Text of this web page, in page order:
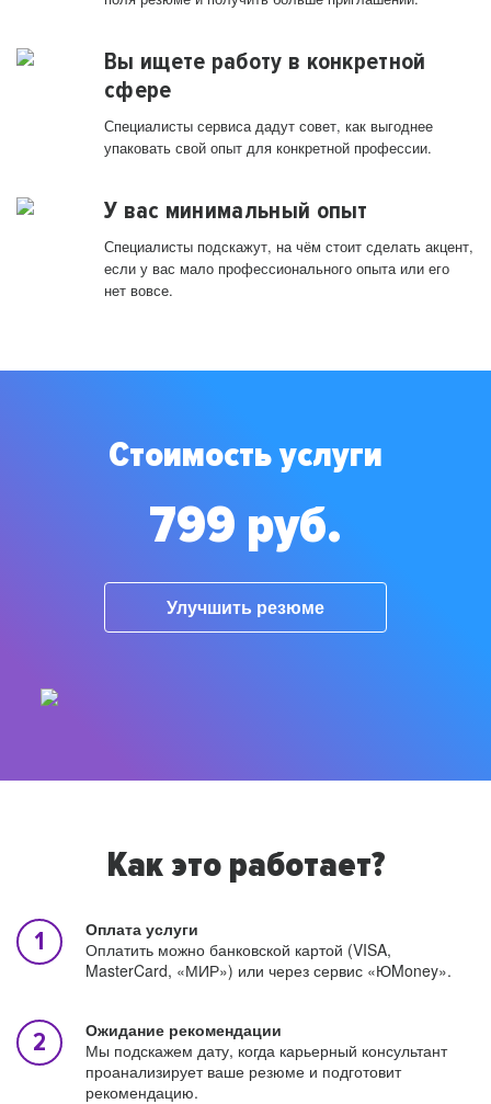
Вы ищете работу в конкретной
сфере
Специалисты сервиса дадут совет, как выгоднее
упаковать свой опыт для конкретной профессии.
У вас минимальный опыт
Специалисты подскажут, на чём стоит сделать акцент,
если у вас мало профессионального опыта или его
нет вовсе.
Стоимость услуги
799 руб.
Улучшить резюме
Как это работает?
Оплата услуги
Оплатить можно банковской картой (VISA,
MasterCard, «МИР») или через сервис «ЮMoney».
Ожидание рекомендации
Мы подскажем дату, когда карьерный консультант
проанализирует ваше резюме и подготовит
рекомендацию.